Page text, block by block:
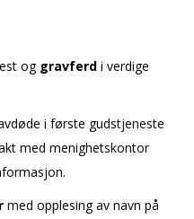
og gravferd i verdige
i første gudstjeneste
med menighetskontor
med opplesing av navn på